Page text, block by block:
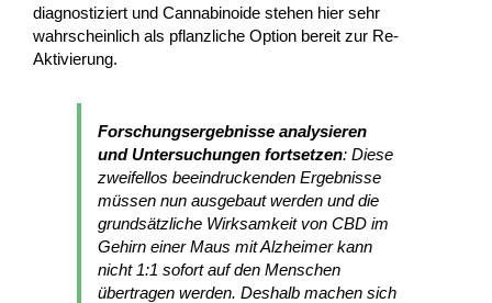
diagnostiziert und Cannabinoide stehen hier sehr
wahrscheinlich als pflanzliche Option bereit zur Re-
Aktivierung.
Forschungsergebnisse analysieren
und Untersuchungen fortsetzen: Diese
zweifellos beeindruckenden Ergebnisse
müssen nun ausgebaut werden und die
grundsätzliche Wirksamkeit von CBD im
Gehirn einer Maus mit Alzheimer kann
nicht 1:1 sofort auf den Menschen
übertragen werden. Deshalb machen sich